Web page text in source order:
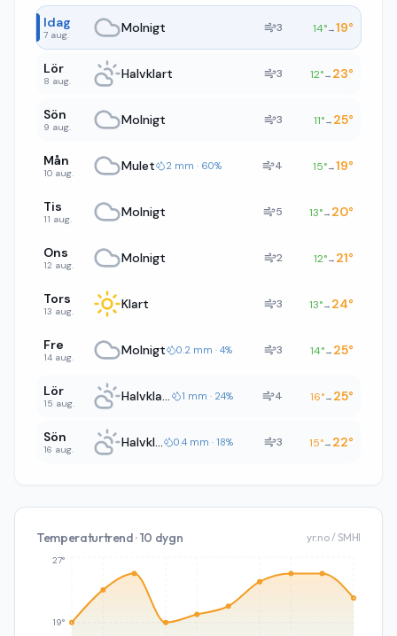
Idag
7 aug. Molnigt 3 14°→19°
Lör
8 aug. Halvklart 3 12°→ 23°
Sön
9 aug. Molnigt 3 11°→ 25°
Mån
10 aug. Mulet 2 mm · 60% 4 15°→19°
Tis
11 aug. Molnigt 5 13°→ 20°
Ons
12 aug. Molnigt 2 12°→ 21°
Tors
13 aug. Klart 3 13°→ 24°
Fre
14 aug. Molnigt 0.2 mm · 4% 3 14°→ 25°
Lör
15 aug. Halvklart 1 mm · 24% 4 16°→ 25°
Sön
16 aug. Halvklart 0.4 mm · 18% 3 15°→ 22°
Temperaturtrend · 10 dygn yr.no / SMHI
19°
27°